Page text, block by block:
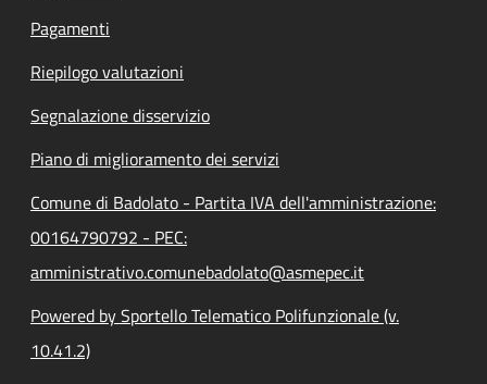
Pagamenti
Riepilogo valutazioni
Segnalazione disservizio
Piano di miglioramento dei servizi
Comune di Badolato - Partita IVA dell'amministrazione:
00164790792 - PEC:
amministrativo.comunebadolato@asmepec.it
Powered by Sportello Telematico Polifunzionale (v.
10.41.2)